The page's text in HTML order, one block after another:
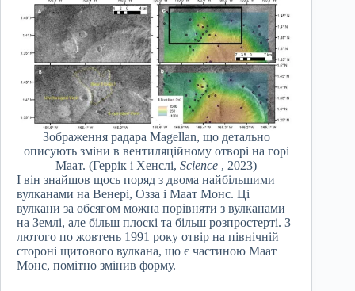
Зображення радара Magellan, що детально
описують зміни в вентиляційному отворі на горі
Маат. (Геррік і Хенслі,Science , 2023)
І він знайшов щось поряд з двома найбільшими
вулканами на Венері, Озза і Маат Монс. Ці
вулкани за обсягом можна порівняти з вулканами
на Землі, але більш плоскі та більш розпростерті. З
лютого по жовтень 1991 року отвір на північній
стороні щитового вулкана, що є частиною Маат
Монс, помітно змінив форму.